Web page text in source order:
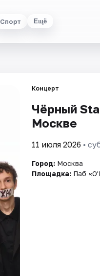
Спорт Ещё
Концерт
Чёрный
Москве
11 июля 2026 •
Город: Москва
Площадка: Паб